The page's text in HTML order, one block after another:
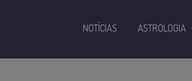
NOTÍCIAS ASTROLOGIA